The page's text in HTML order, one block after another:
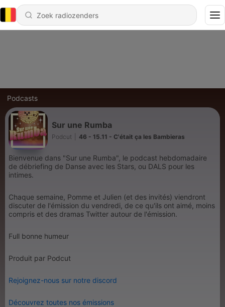
Podcasts
Sur une Rumba
Podcut 46 - 15.11 - C'était ça les Bambieras
Bienvenue dans "Sur une Rumba", le podcast hebdomadaire
de débriefing de Danse avec les Stars, ou DALS pour les
intimes.
Chaque semaine, Pomme et Julien (et des invités) viendront
discuter de l'émission du vendredi, de ce qu'ils ont aimé, moins
compris et des dramas Twitter autour de l'émission.
Full bonne humeur
Produit par Podcut
Rejoignez-nous sur notre discord
Découvrez toutes nos émissions